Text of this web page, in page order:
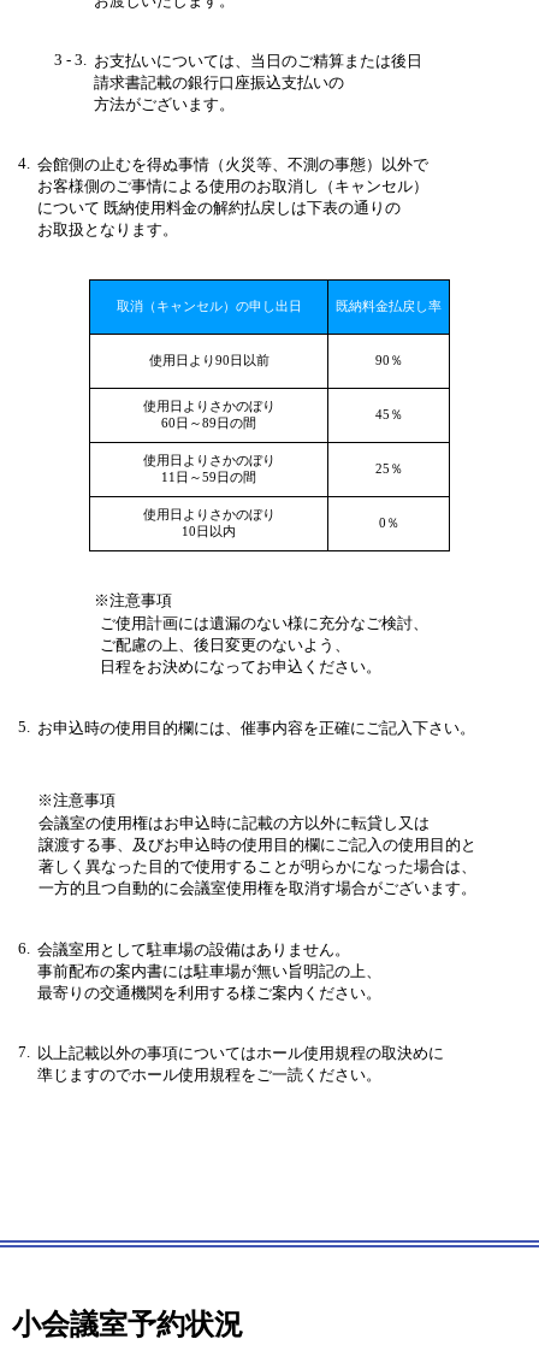
3 - 3. お支払いについては、当日のご精算または後日
請求書記載の銀行口座振込支払いの
方法がございます。
4. 会館側の止むを得ぬ事情（火災等、不測の事態）以外で
お客様側のご事情による使用のお取消し（キャンセル）
について 既納使用料金の解約払戻しは下表の通りの
お取扱となります。
取消（キャンセル）の申し出日 既納料金払戻し率
使用日より90日以前 90％
使用日よりさかのぼり
60日～89日の間
45％
使用日よりさかのぼり
11日～59日の間
25％
使用日よりさかのぼり
10日以内
0％
※注意事項
ご使用計画には遺漏のない様に充分なご検討、
ご配慮の上、後日変更のないよう、
日程をお決めになってお申込ください。
5. お申込時の使用目的欄には、催事内容を正確にご記入下さい。
※注意事項
会議室の使用権はお申込時に記載の方以外に転貸し又は
譲渡する事、及びお申込時の使用目的欄にご記入の使用目的と
著しく異なった目的で使用することが明らかになった場合は、
一方的且つ自動的に会議室使用権を取消す場合がございます。
6. 会議室用として駐車場の設備はありません。
事前配布の案内書には駐車場が無い旨明記の上、
最寄りの交通機関を利用する様ご案内ください。
7. 以上記載以外の事項についてはホール使用規程の取決めに
準じますのでホール使用規程をご一読ください。
小会議室予約状況